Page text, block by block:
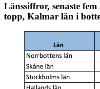
Länssiffror, senaste
topp, Kalmar län i